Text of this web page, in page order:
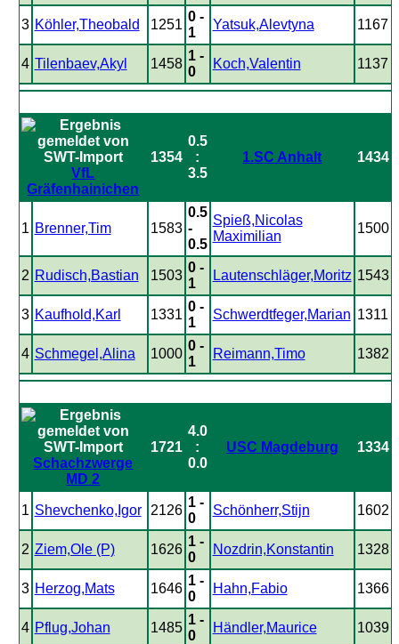
3 Köhler,Theobald 1251
0 -
1
Yatsuk,Alevtyna 1167
4 Tilenbaev,Akyl 1458
1 -
0
Koch,Valentin 1137
VfL
Gräfenhainichen
1354
0.5
:
3.5
1.SC Anhalt 1434
1 Brenner,Tim 1583
0.5
-
0.5
Spieß,Nicolas
Maximilian
1500
2 Rudisch,Bastian 1503
0 -
1
Lautenschläger,Moritz 1543
3 Kaufhold,Karl 1331
0 -
1
Schwerdtfeger,Marian 1311
4 Schmegel,Alina 1000
0 -
1
Reimann,Timo 1382
Schachzwerge
MD 2
1721
4.0
:
0.0
USC Magdeburg 1334
1 Shevchenko,Igor 2126
1 -
0
Schönherr,Stijn 1602
2 Ziem,Ole (P) 1626
1 -
0
Nozdrin,Konstantin 1328
3 Herzog,Mats 1646
1 -
0
Hahn,Fabio 1366
4 Pflug,Johan 1485
1 -
0
Händler,Maurice 1039